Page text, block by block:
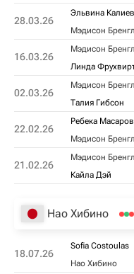
28.03.26
Эльвина
Мэдисон Бренгл
16.03.26
Мэдисон Бренгл
Линда
02.03.26
Мэдисон Бренгл
Талия Гибсон
22.02.26
Ребека
Мэдисон Бренгл
21.02.26
Мэдисон Бренгл
Кайла Дэй
Нао Хибино
18.07.26
Sofia Costoulas
Нао Хибино